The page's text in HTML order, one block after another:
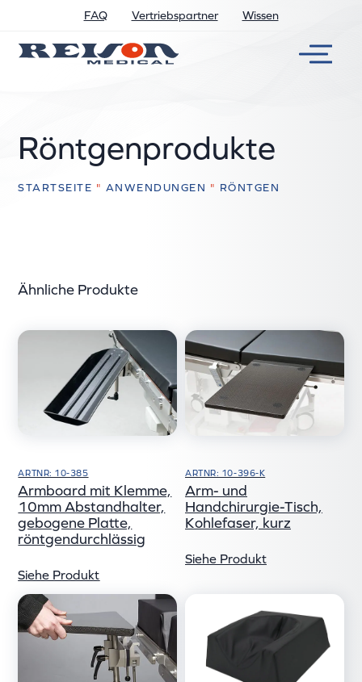
FAQ Vertriebspartner Wissen
Röntgenprodukte
STARTSEITE " ANWENDUNGEN " RÖNTGEN
Ähnliche Produkte
ARTNR: 10-385
Armboard mit Klemme,
10mm Abstandhalter,
gebogene Platte,
röntgendurchlässig
Siehe Produkt
ARTNR: 10-396-K
Arm- und
Handchirurgie-Tisch,
Kohlefaser, kurz
Siehe Produkt